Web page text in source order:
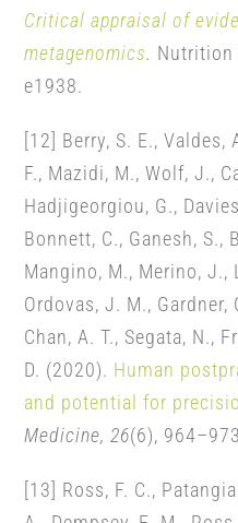
Critical appraisal of
metagenomics. Nutrition
e1938.
[12] Berry, S. E., Valdes,
F., Mazidi, M., Wolf, J.,
Hadjigeorgiou, G.,
Bonnett, C., Ganesh, S.,
Mangino, M., Merino, J.,
Ordovas, J. M., Gardner,
Chan, A. T., Segata, N.,
D. (2020). Human
and potential for
Medicine, 26(6),
[13] Ross, F. C.,